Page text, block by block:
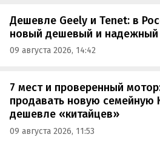
Дешевле Geely и Tenet: в
новый дешевый и надежный
09 августа 2026, 14:42
7 мест и проверенный
продавать новую семейную
дешевле «китайцев»
09 августа 2026, 11:53